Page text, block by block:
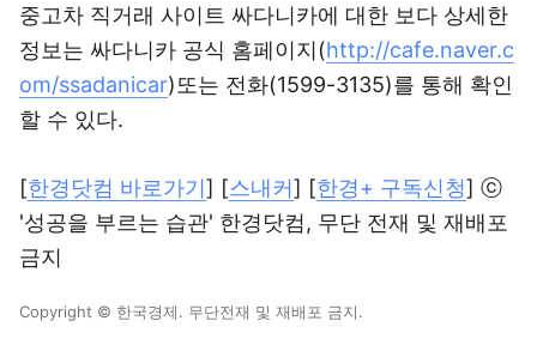
중고차 직거래 사이트 싸다니카에 대한 보다 상세한
정보는 싸다니카 공식 홈페이지(http://cafe.naver.c
om/ssadanicar)또는 전화(1599-3135)를 통해 확인
할 수 있다.
[한경닷컴 바로가기] [스내커] [한경+ 구독신청] ⓒ
'성공을 부르는 습관' 한경닷컴, 무단 전재 및 재배포
금지
Copyright © 한국경제. 무단전재 및 재배포 금지.